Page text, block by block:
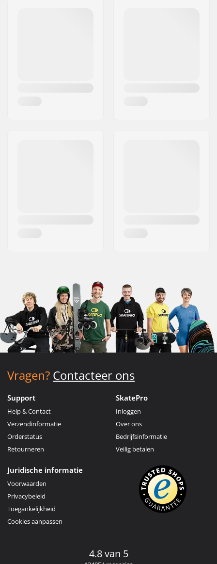
Vragen? Contacteer ons
Support
Help & Contact
Verzendinformatie
Orderstatus
Retourneren
SkatePro
Inloggen
Over ons
Bedrijfsinformatie
Veilig betalen
Juridische informatie
Voorwaarden
Privacybeleid
Toegankelijkheid
Cookies aanpassen
4.8 van 5